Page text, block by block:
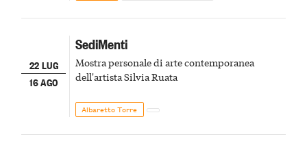
22 LUG
16 AGO
SediMenti
Mostra personale di arte contemporanea
dell'artista Silvia Ruata
Albaretto Torre